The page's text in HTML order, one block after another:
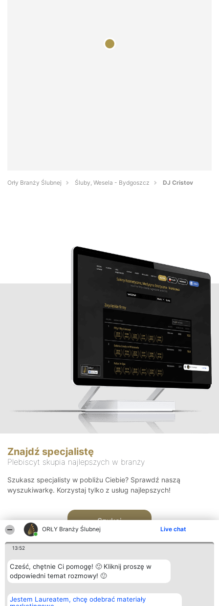
ORŁY Branży Ślubnej Live chat
13:52
Cześć, chętnie Ci pomogę! 🙂 Kliknij proszę w
odpowiedni temat rozmowy! 🙂
Jestem Laureatem, chcę odebrać materiały
Orły Branży Ślubnej Śluby, Wesela - Bydgoszcz DJ Cristov
Znajdź specjalistę
Plebiscyt skupia najlepszych w branży
Szukasz specjalisty w pobliżu Ciebie? Sprawdź naszą
wyszukiwarkę. Korzystaj tylko z usług najlepszych!
Szukaj
Organizator plebiscytu
Bright Side Solutions sp. z o.
Plebiscyt
Laureaci
Kontakt
Kontakt